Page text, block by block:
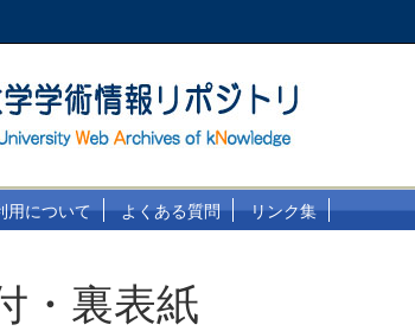
用について よくある質問 リンク集
・裏表紙